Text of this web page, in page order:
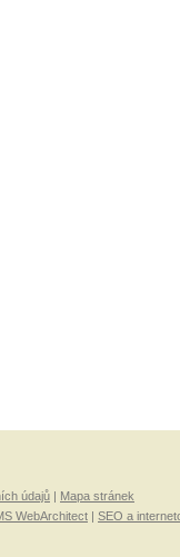
údajů
Mapa stránek
WebArchitect SEO a